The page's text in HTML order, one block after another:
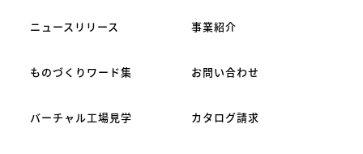
ニュースリリース
ものづくりワード集
バーチャル工場見学
事業紹介
お問い合わせ
カタログ請求